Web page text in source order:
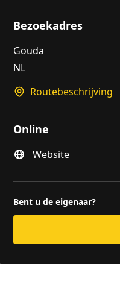
Bezoekadres
Gouda
NL
Routebeschrijving
Online
Website
Bent u de eigenaar?